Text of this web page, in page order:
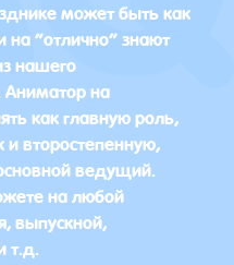
может быть как
на “отлично” знают
нашего
на
как главную роль,
второстепенную,
ведущий.
на любой
выпускной,
т.д.